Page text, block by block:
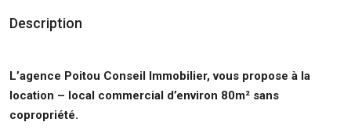
Description
L’agence Poitou Conseil Immobilier, vous propose à la
location – local commercial d’environ 80m² sans
copropriété.